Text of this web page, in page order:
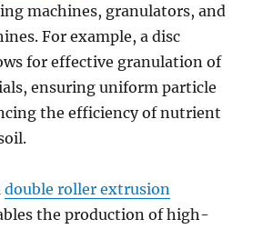
machines, granulators, and
For example, a disc
for effective granulation of
ensuring uniform particle
the efficiency of nutrient
double roller extrusion
the production of high-